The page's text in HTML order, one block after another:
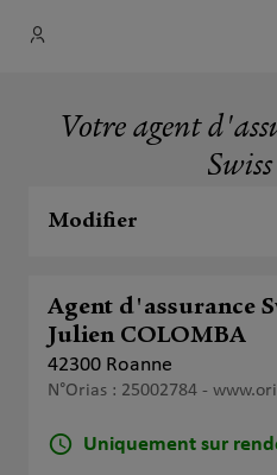
Votre agent
Modifier
Agent d'assurance
Julien COLOMBA
42300 Roanne
N°Orias : 25002784 -
Uniquement sur